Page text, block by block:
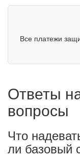
Все платежи
Ответы
вопросы
Что
ли базовый